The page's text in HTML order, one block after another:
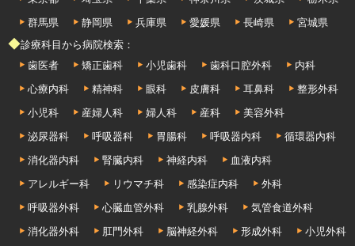
群馬県
静岡県 兵庫県 愛媛県 長崎県
宮城県
◆診療科目から病院検索：
歯医者
矯正歯科 小児歯科 歯科口腔外科
内科
心療内科
精神科 眼科 皮膚科 耳鼻科
整形外科
小児科
産婦人科 婦人科 産科
美容外科
泌尿器科
呼吸器科 胃腸科 呼吸器内科
循環器内科
消化器内科
腎臓内科 神経内科
血液内科
アレルギー科
リウマチ科 感染症内科
外科
呼吸器外科
心臓血管外科 乳腺外科
気管食道外科
消化器外科
肛門外科 脳神経外科 形成外科 小児外科